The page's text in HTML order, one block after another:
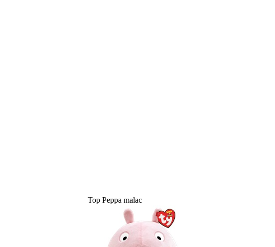
Top Peppa malac